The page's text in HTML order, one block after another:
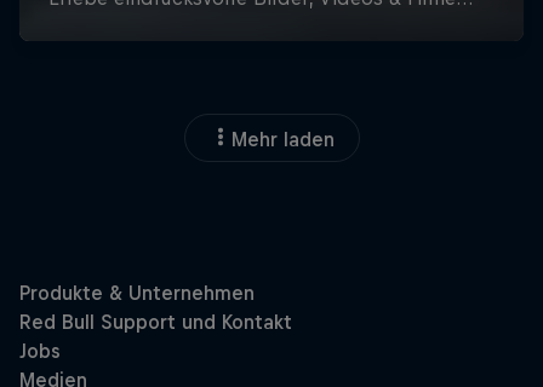
Mehr laden